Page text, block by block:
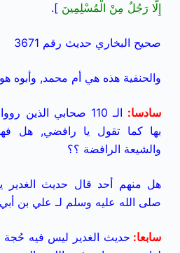
إِلَّا رَجُلٌ مِنْ الْمُسْلِمِينَ ].
صحيح البخاري حديث رقم 3671
والحنفية هذه هي أم محمد, وأبوه
سادسا:
الـ 110 صحابي الذين
بها كما تقول يا رافضي, هل
والشيعة الرافضة ؟؟
هل منهم أحد قال حديث الغدير
صلى الله عليه وسلم لـ علي بن
سابعا: حديث الغدير ليس فيه حُجة